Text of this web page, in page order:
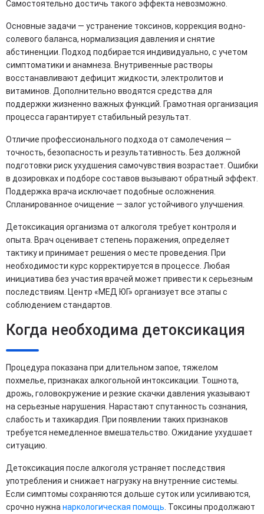
Самостоятельно достичь такого эффекта невозможно.
Основные задачи — устранение токсинов, коррекция водно-
солевого баланса, нормализация давления и снятие
абстиненции. Подход подбирается индивидуально, с учетом
симптоматики и анамнеза. Внутривенные растворы
восстанавливают дефицит жидкости, электролитов и
витаминов. Дополнительно вводятся средства для
поддержки жизненно важных функций. Грамотная организация
процесса гарантирует стабильный результат.
Отличие профессионального подхода от самолечения —
точность, безопасность и результативность. Без должной
подготовки риск ухудшения самочувствия возрастает. Ошибки
в дозировках и подборе составов вызывают обратный эффект.
Поддержка врача исключает подобные осложнения.
Спланированное очищение — залог устойчивого улучшения.
Детоксикация организма от алкоголя требует контроля и
опыта. Врач оценивает степень поражения, определяет
тактику и принимает решения о месте проведения. При
необходимости курс корректируется в процессе. Любая
инициатива без участия врачей может привести к серьезным
последствиям. Центр «МЕД ЮГ» организует все этапы с
соблюдением стандартов.
Когда необходима детоксикация
Процедура показана при длительном запое, тяжелом
похмелье, признаках алкогольной интоксикации. Тошнота,
дрожь, головокружение и резкие скачки давления указывают
на серьезные нарушения. Нарастают спутанность сознания,
слабость и тахикардия. При появлении таких признаков
требуется немедленное вмешательство. Ожидание ухудшает
ситуацию.
Детоксикация после алкоголя устраняет последствия
употребления и снижает нагрузку на внутренние системы.
Если симптомы сохраняются дольше суток или усиливаются,
срочно нужна наркологическая помощь . Токсины продолжают